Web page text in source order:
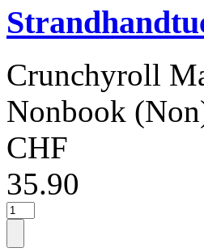
Crunchyroll
Nonbook
CHF
35.90